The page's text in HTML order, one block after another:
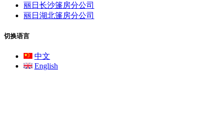
丽日长沙篷房分公司
丽日湖北篷房分公司
切换语言
中文
English